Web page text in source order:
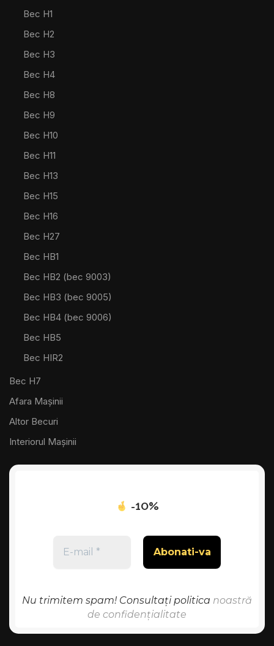
Bec H1
Bec H2
Bec H3
Bec H4
Bec H8
Bec H9
Bec H10
Bec H11
Bec H13
Bec H15
Bec H16
Bec H27
Bec HB1
Bec HB2 (bec 9003)
Bec HB3 (bec 9005)
Bec HB4 (bec 9006)
Bec HB5
Bec HIR2
Bec H7
Afara Mașinii
Altor Becuri
Interiorul Mașinii
-10%
Nu trimitem spam! Consultați politica noastră
de confidențialitate